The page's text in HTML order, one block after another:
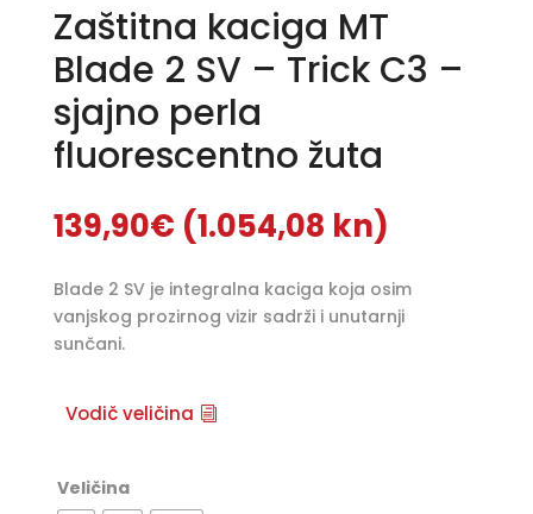
Zaštitna kaciga MT
Blade 2 SV – Trick C3 –
sjajno perla
fluorescentno žuta
139,90€ (1.054,08 kn)
Blade 2 SV je integralna kaciga koja osim
vanjskog prozirnog vizir sadrži i unutarnji
sunčani.
Vodič veličina
Veličina